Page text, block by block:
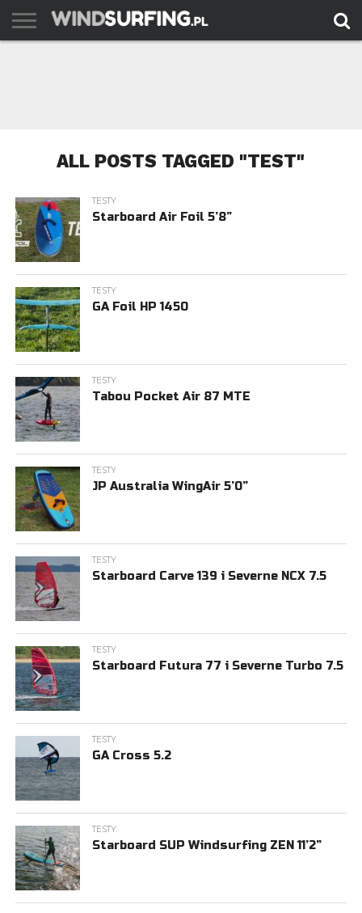
ALL POSTS TAGGED "TEST"
TESTY
Starboard Air Foil 5’8”
TESTY
GA Foil HP 1450
TESTY
Tabou Pocket Air 87 MTE
TESTY
JP Australia WingAir 5’0”
TESTY
Starboard Carve 139 i Severne NCX 7.5
TESTY
Starboard Futura 77 i Severne Turbo 7.5
TESTY
GA Cross 5.2
TESTY
Starboard SUP Windsurfing ZEN 11’2”